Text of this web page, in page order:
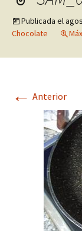
Publicada el
Chocolate
← Anterior